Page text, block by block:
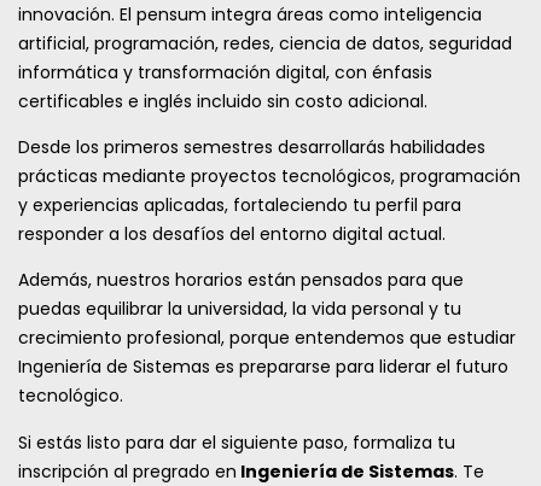
innovación. El pensum integra áreas como inteligencia
artificial, programación, redes, ciencia de datos, seguridad
informática y transformación digital, con énfasis
certificables e inglés incluido sin costo adicional.
Desde los primeros semestres desarrollarás habilidades
prácticas mediante proyectos tecnológicos, programación
y experiencias aplicadas, fortaleciendo tu perfil para
responder a los desafíos del entorno digital actual.
Además, nuestros horarios están pensados para que
puedas equilibrar la universidad, la vida personal y tu
crecimiento profesional, porque entendemos que estudiar
Ingeniería de Sistemas es prepararse para liderar el futuro
tecnológico.
Si estás listo para dar el siguiente paso, formaliza tu
inscripción al pregrado en Ingeniería de Sistemas. Te